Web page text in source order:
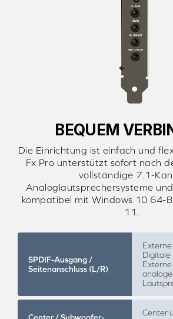
BEQUEM
Die Einrichtung ist einfach und
Fx Pro unterstützt sofort nach
vollständige 7.1-
Analoglautsprechersysteme
kompatibel mit Windows 10 64-
11.
SPDIF-Ausgang /
Seitenanschluss (L/R)
Digitale
Externe
Center / Subwoofer-
Center